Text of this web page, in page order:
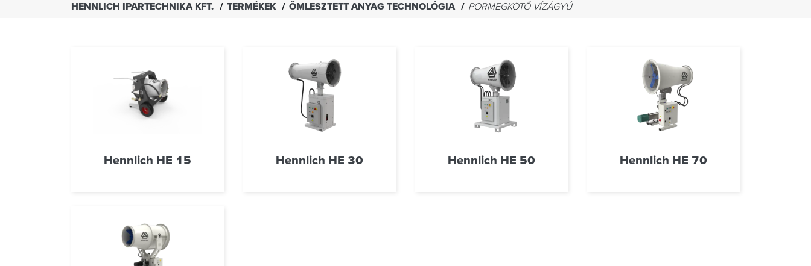
HENNLICH IPARTECHNIKA KFT. TERMÉKEK ÖMLESZTETT ANYAG TECHNOLÓGIA PORMEGKÖTŐ VÍZÁGYÚ
Hennlich HE 15 Hennlich HE 30 Hennlich HE 50 Hennlich HE 70